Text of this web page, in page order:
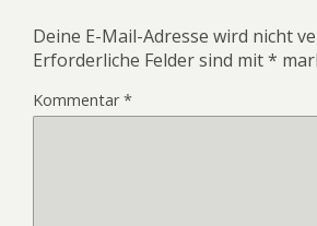
Deine E-Mail-Adresse wird nicht
Erforderliche Felder sind mit*
Kommentar*